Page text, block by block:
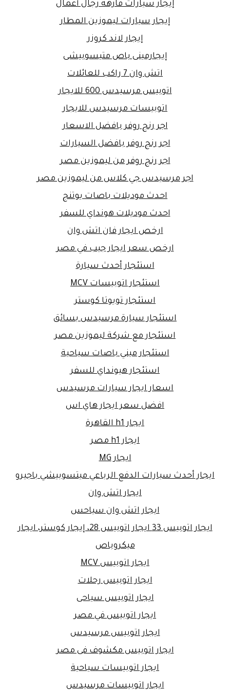
إيجار سيارات فارهة رجال أعمال
إيجار سيارات ليموزين المطار
إيجار لاند كروزر
إيجارمينى باص متيسوبيشى
اتش وان 7 راكب للعائلات
اتوبيس مرسيدس 600 للايجار
اتوبيسات مرسيدس للايجار
اجر رنج روفر بافضل الاسعار
اجر رنج روفر بافضل السيارات
اجر رنج روفر من ليموزين مصر
اجر مرسيدس جي كلاس من ليموزين مصر
احدث موديلات باصات يوتنج
احدث موديلات هونداي للسفر
ارخص ايجار فان اتش وان
ارخص سعر ايجار جيب في مصر
استئجار أحدث سيارة
استئجار اتوبيسات MCV
استئجار تويوتا كوستر
استئجار سيارة مرسيدس بسائق
استئجار مع شركة ليموزين مصر
استئجار ميني باصات سياحية
استئجار هيونداي للسفر
اسعار ايجار سيارات مرسيدس
افضل سعر ايجار هاي اس
ايجار h1 القاهرة
ايجار h1 مصر
ايجار MG
ايجار أحدث سيارات الدفع الرباعي ميتسوبيشي باجيرو
ايجار اتش وان
ايجار اتش وان سياحس
ايجار اتوبيس 33 ايجار اتوبيس 28، إيجار كوستر، ايجار
ميكروباص
ايجار اتوبيس MCV
ايجار اتوبيس رحلات
ايجار اتوبيس سياحى
ايجار اتوبيس في مصر
ايجار اتوبيس مرسيدس
ايجار اتوبيس مكشوف فى مصر
ايجار اتوبيسات سياحية
ايجار اتوبيسات مرسيدس